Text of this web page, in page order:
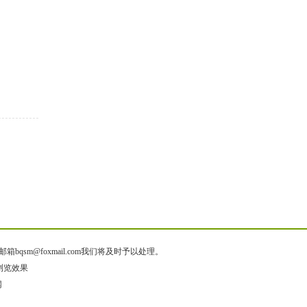
bqsm@foxmail.com我们将及时予以处理。
览效果